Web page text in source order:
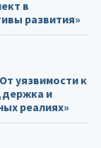
в
развития»
уязвимости к
и
реалиях»